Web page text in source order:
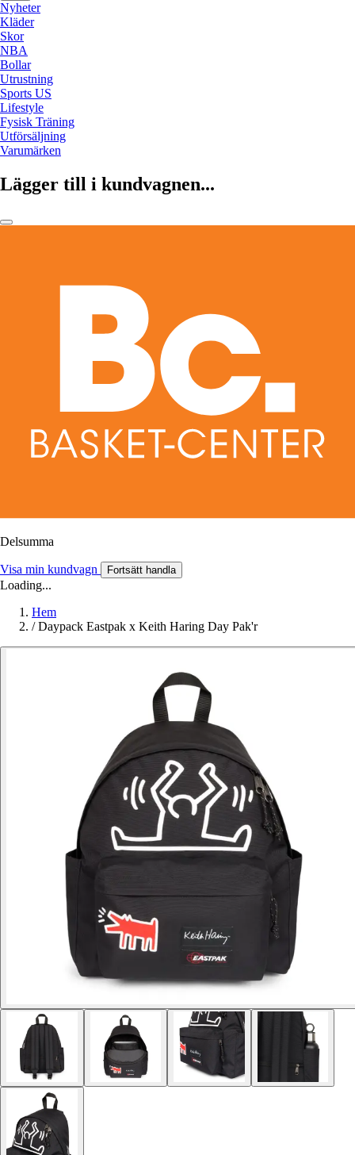
Nyheter
Kläder
Skor
NBA
Bollar
Utrustning
Sports US
Lifestyle
Fysisk Träning
Utförsäljning
Varumärken
Lägger till i kundvagnen...
Delsumma
Visa min kundvagn Fortsätt handla
Loading...
Hem
/ Daypack Eastpak x Keith Haring Day Pak'r